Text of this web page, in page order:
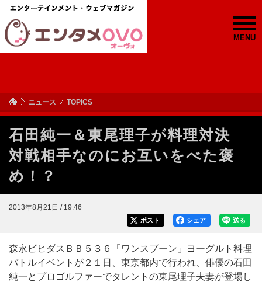
MENU
ニュース TOPICS
石田純一＆東尾理子が料理対決
対戦相手なのにお互いをべた褒
め！？
2013年8月21日 / 19:46
送る
シェア
ポスト
森永ビヒダスＢＢ５３６「ワンスプーン」ヨーグルト料理
バトルイベントが２１日、東京都内で行われ、俳優の石田
純一とプロゴルファーでタレントの東尾理子夫妻が登場し